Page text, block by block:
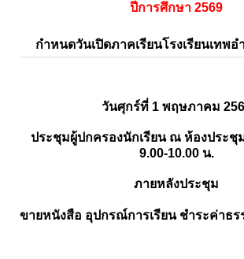
ปีการศึกษา 2569
กำหนดวันเปิดภาคเรียนโรงเรียนเทพ
วันศุกร์ที่ 1 พฤษภาคม
ประชุมผู้ปกครองนักเรียน ณ ห้องประชุม
9.00-10.00 น.
ภายหลังประชุม
ขายหนังสือ อุปกรณ์การเรียน ชำระค่าธร